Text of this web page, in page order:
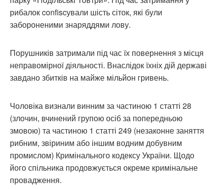
рибалок confiscували шість сіток, які були
забороненими знаряддями лову.
Порушників затримали під час їх повернення з місця
неправомірної діяльності. Внаслідок їхніх дій державі
завдано збитків на майже мільйон гривень.
Чоловіка визнали винним за частиною 1 статті 28
(злочин, вчинений групою осіб за попередньою
змовою) та частиною 1 статті 249 (незаконне заняття
рибним, звіриним або іншим водним добувним
промислом) Кримінального кодексу України. Щодо
його спільника продовжується окреме кримінальне
провадження.